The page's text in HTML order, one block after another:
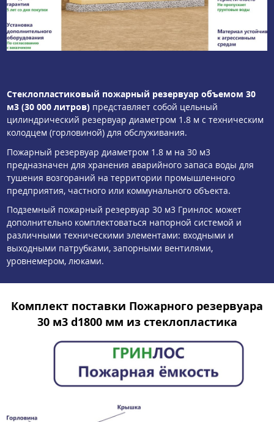
Стеклопластиковый пожарный резервуар объемом 30
м3 (30 000 литров) представляет собой цельный
цилиндрический резервуар диаметром 1.8 м с техническим
колодцем (горловиной) для обслуживания.
Пожарный резервуар диаметром 1.8 м на 30 м3
предназначен для хранения аварийного запаса воды для
тушения возгораний на территории промышленного
предприятия, частного или коммунального объекта.
Подземный пожарный резервуар 30 м3 Гринлос может
дополнительно комплектоваться напорной системой и
различными техническими элементами: входными и
выходными патрубками, запорными вентилями,
уровнемером, люками.
Комплект поставки Пожарного резервуара
30 м3 d1800 мм из стеклопластика